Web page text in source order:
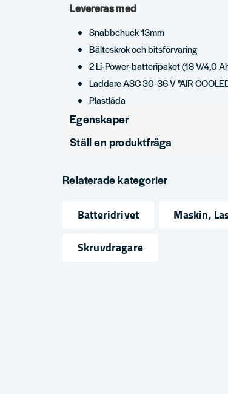
Levereras med
Snabbchuck 13mm
Bälteskrok och bitsförvaring
2 Li-Power-batteripaket (18 V/4,0
Laddare ASC 30-36 V "AIR
Plastlåda
Egenskaper
produktyp
Ställ en produktfråga
Fråga oss något om denna produkten...
Relaterade kategorier
Batteridrivet
Maskin,
Skruvdragare